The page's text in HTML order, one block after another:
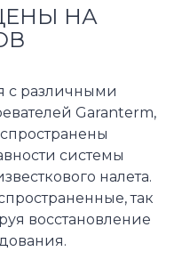
НА
с различными
Garanterm,
системы
налета.
так
восстановление